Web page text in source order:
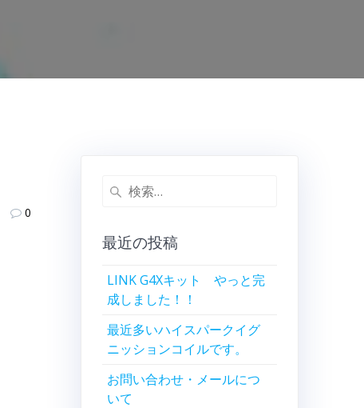
0
検
最近の投稿
LINK G4Xキット やっと完
成しました！！
最近多いハイスパークイグ
ニッションコイルです。
お問い合わせ・メールにつ
いて